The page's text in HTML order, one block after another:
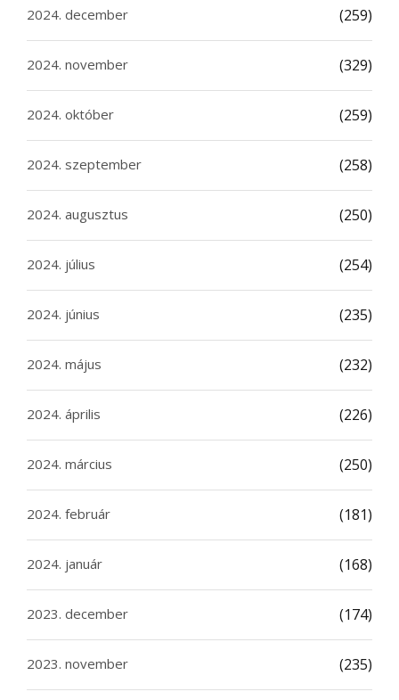
2024. december (259)
2024. november (329)
2024. október (259)
2024. szeptember (258)
2024. augusztus (250)
2024. július (254)
2024. június (235)
2024. május (232)
2024. április (226)
2024. március (250)
2024. február (181)
2024. január (168)
2023. december (174)
2023. november (235)